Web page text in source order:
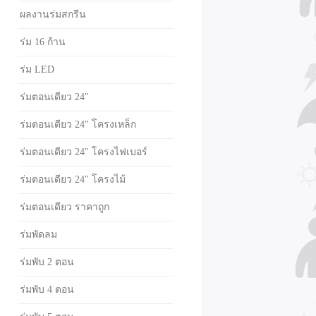
ผลงานร่มสกรีน
ร่ม 16 ก้าน
ร่ม LED
ร่มตอนเดียว 24"
ร่มตอนเดียว 24" โครงเหล็ก
ร่มตอนเดียว 24" โครงไฟเบอร์
ร่มตอนเดียว 24" โครงไม้
ร่มตอนเดียว ราคาถูก
ร่มพัดลม
ร่มพับ 2 ตอน
ร่มพับ 4 ตอน